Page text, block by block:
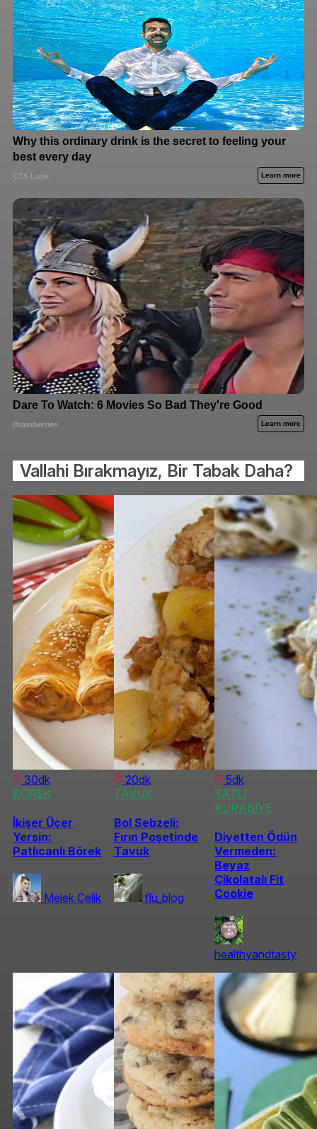
Vallahi Bırakmayız, Bir Tabak Daha?
30dk
BÖREK
İkişer Üçer
Yersin:
Patlıcanlı Börek
Melek Çelik
20dk
TAVUK
Bol Sebzeli:
Fırın Poşetinde
Tavuk
flu_blog
5dk
TATLI
KURABİYE
Diyetten Ödün
Vermeden:
Beyaz
Çikolatalı Fit
Cookie
healthyandtasty